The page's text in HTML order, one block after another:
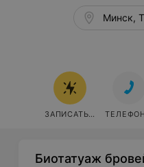
Минск,
ЗАПИСАТЬСЯ
Биотатуаж